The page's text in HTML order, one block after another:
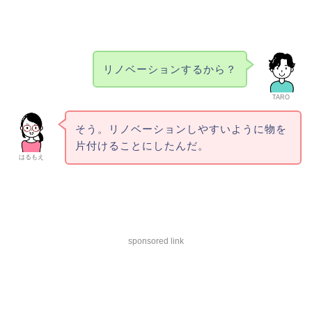
TARO
リノベーションするから？
はるもえ
そう。リノベーションしやすいように物を
片付けることにしたんだ。
sponsored link